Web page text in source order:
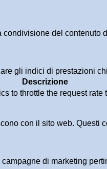
del
gli indici di prestazioni
Descrizione
to throttle the request
con il sito web.
di marketing